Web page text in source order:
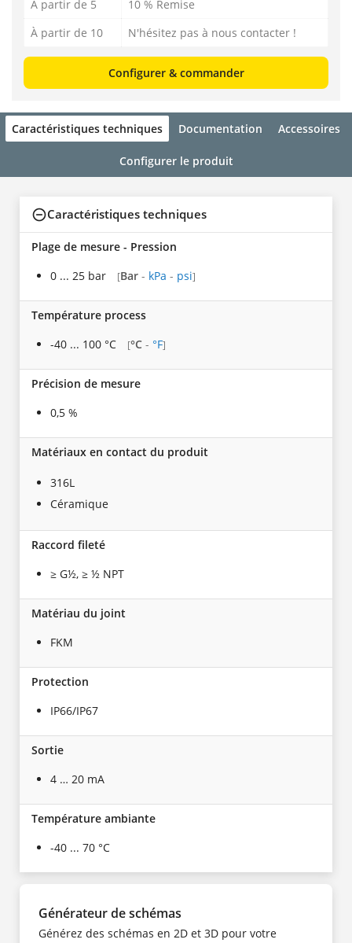
À partir de 5
10 % Remise
À partir de 10
N'hésitez pas à nous contacter !
Configurer & commander
Caractéristiques techniques Documentation Accessoires
Configurer le produit
Caractéristiques techniques
Plage de mesure - Pression
0 ... 25 bar
[Bar - kPa - psi]
Température process
-40 ... 100 °C
[°C - °F]
Précision de mesure
0,5 %
Matériaux en contact du produit
316L
Céramique
Raccord fileté
≥ G½, ≥ ½ NPT
Matériau du joint
FKM
Protection
IP66/IP67
Sortie
4 … 20 mA
Température ambiante
-40 ... 70 °C
Générateur de schémas
Générez des schémas en 2D et 3D pour votre